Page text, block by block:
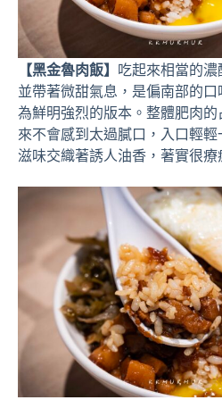
【黑金魯肉飯】
吃起來相當的
並帶著微甜氣息，是偏南部的
為鮮明強烈的版本。整體肥肉
來不會感到太過膩口，入口輕
滋味交織著誘人油香，著實很療